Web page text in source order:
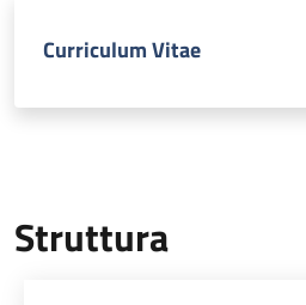
Curriculum Vitae
Struttura